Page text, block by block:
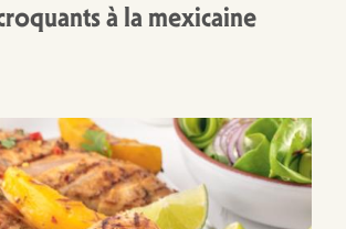
à la mexicaine